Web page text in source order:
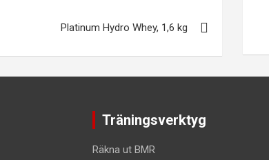
Platinum Hydro Whey, 1,6 kg
Träningsverktyg
Räkna ut BMR